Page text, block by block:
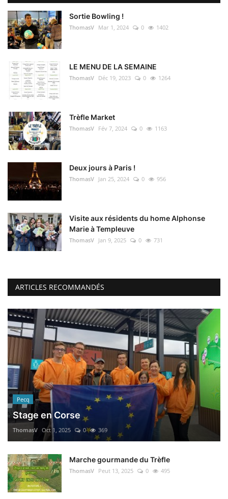
Sortie Bowling !
ThomasV Mar 1, 2024 0 1402
LE MENU DE LA SEMAINE
ThomasV Déc 19, 2023 0 1264
Trèfle Market
ThomasV Fév 7, 2024 0 1163
Deux jours à Paris !
ThomasV Jan 25, 2024 0 956
Visite aux résidents du home Alphonse
Marie à Templeuve
ThomasV Jan 9, 2025 0 731
ARTICLES RECOMMANDÉS
Pecq
Stage en Corse
ThomasV Oct 1, 2025 0 369
Marche gourmande du Trèfle
ThomasV Peut 13, 2025 0 495